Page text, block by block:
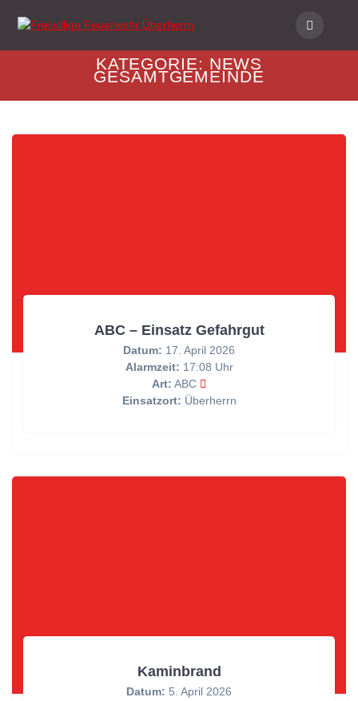
to
KATEGORIE: NEWS
GESAMTGEMEINDE
ABC – Einsatz Gefahrgut
Datum: 17. April 2026
Alarmzeit: 17:08 Uhr
Art: ABC
Einsatzort: Überherrn
Kaminbrand
Datum: 5. April 2026